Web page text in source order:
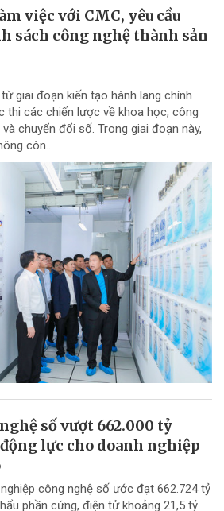
việc với CMC, yêu cầu
sách công nghệ thành sản
giai đoạn kiến tạo hành lang chính
thi các chiến lược về khoa học, công
chuyển đổi số. Trong giai đoạn này,
còn...
số vượt 662.000 tỷ
lực cho doanh nghiệp
công nghệ số ước đạt 662.724 tỷ
phần cứng, điện tử khoảng 21,5 tỷ